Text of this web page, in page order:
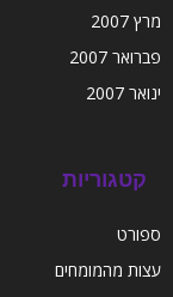
מרץ 2007
פברואר 2007
ינואר 2007
קטגוריות
ספורט
עצות מהמומחים